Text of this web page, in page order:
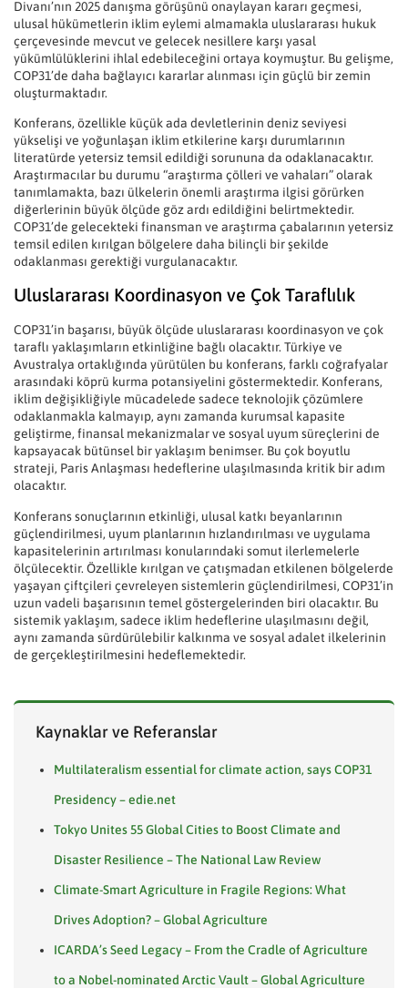
Divanı’nın 2025 danışma görüşünü onaylayan kararı geçmesi,
ulusal hükümetlerin iklim eylemi almamakla uluslararası hukuk
çerçevesinde mevcut ve gelecek nesillere karşı yasal
yükümlülüklerini ihlal edebileceğini ortaya koymuştur. Bu gelişme,
COP31’de daha bağlayıcı kararlar alınması için güçlü bir zemin
oluşturmaktadır.
Konferans, özellikle küçük ada devletlerinin deniz seviyesi
yükselişi ve yoğunlaşan iklim etkilerine karşı durumlarının
literatürde yetersiz temsil edildiği sorununa da odaklanacaktır.
Araştırmacılar bu durumu “araştırma çölleri ve vahaları” olarak
tanımlamakta, bazı ülkelerin önemli araştırma ilgisi görürken
diğerlerinin büyük ölçüde göz ardı edildiğini belirtmektedir.
COP31’de gelecekteki finansman ve araştırma çabalarının yetersiz
temsil edilen kırılgan bölgelere daha bilinçli bir şekilde
odaklanması gerektiği vurgulanacaktır.
Uluslararası Koordinasyon ve Çok Taraflılık
COP31’in başarısı, büyük ölçüde uluslararası koordinasyon ve çok
taraflı yaklaşımların etkinliğine bağlı olacaktır. Türkiye ve
Avustralya ortaklığında yürütülen bu konferans, farklı coğrafyalar
arasındaki köprü kurma potansiyelini göstermektedir. Konferans,
iklim değişikliğiyle mücadelede sadece teknolojik çözümlere
odaklanmakla kalmayıp, aynı zamanda kurumsal kapasite
geliştirme, finansal mekanizmalar ve sosyal uyum süreçlerini de
kapsayacak bütünsel bir yaklaşım benimser. Bu çok boyutlu
strateji, Paris Anlaşması hedeflerine ulaşılmasında kritik bir adım
olacaktır.
Konferans sonuçlarının etkinliği, ulusal katkı beyanlarının
güçlendirilmesi, uyum planlarının hızlandırılması ve uygulama
kapasitelerinin artırılması konularındaki somut ilerlemelerle
ölçülecektir. Özellikle kırılgan ve çatışmadan etkilenen bölgelerde
yaşayan çiftçileri çevreleyen sistemlerin güçlendirilmesi, COP31’in
uzun vadeli başarısının temel göstergelerinden biri olacaktır. Bu
sistemik yaklaşım, sadece iklim hedeflerine ulaşılmasını değil,
aynı zamanda sürdürülebilir kalkınma ve sosyal adalet ilkelerinin
de gerçekleştirilmesini hedeflemektedir.
Kaynaklar ve Referanslar
Multilateralism essential for climate action, says COP31
Presidency – edie.net
Tokyo Unites 55 Global Cities to Boost Climate and
Disaster Resilience – The National Law Review
Climate-Smart Agriculture in Fragile Regions: What
Drives Adoption? – Global Agriculture
ICARDA’s Seed Legacy – From the Cradle of Agriculture
to a Nobel-nominated Arctic Vault – Global Agriculture